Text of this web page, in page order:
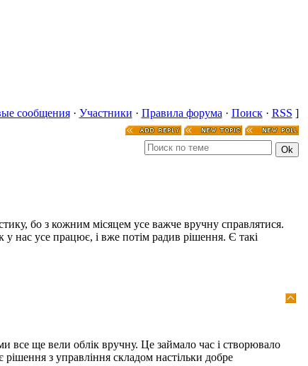
сообщения· Участники · Правила форума · Поиск· RSS ]
бо з кожним місяцем усе важче вручну справлятися.
у нас усе працює, і вже потім радив рішення. Є такі
все ще вели облік вручну. Це займало час і створювало
з управління складом настільки добре